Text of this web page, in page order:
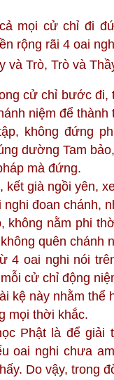
mọi cử chỉ đi
rộng rãi 4 oai
cử chỉ bước đi,
niệm để
không đứng
dường Tam
mà đứng.
kết già ngồi yên,
đoan chánh,
không nằm phi
quên
4 oai nghi nói
cử chỉ động
kệ này nhằm thể
mọi thời khắc.
Phật là để
oai nghi chưa
Do vậy, trong